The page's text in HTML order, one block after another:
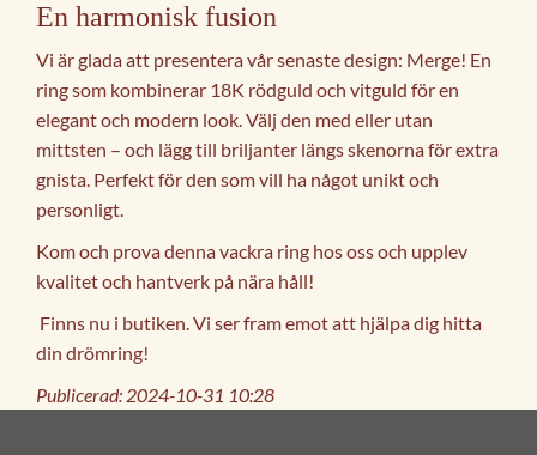
En harmonisk fusion
Vi är glada att presentera vår senaste design: Merge! En
ring som kombinerar 18K rödguld och vitguld för en
elegant och modern look. Välj den med eller utan
mittsten – och lägg till briljanter längs skenorna för extra
gnista. Perfekt för den som vill ha något unikt och
personligt.
Kom och prova denna vackra ring hos oss och upplev
kvalitet och hantverk på nära håll!
Finns nu i butiken. Vi ser fram emot att hjälpa dig hitta
din drömring!
Publicerad: 2024-10-31 10:28